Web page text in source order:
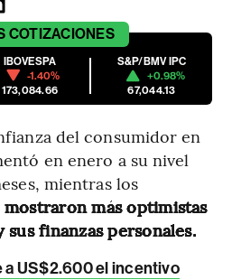
COTIZACIONES
IBOVESPA
-1.40%
173,084.66
S&P/BMV IPC
+0.98%
67,044.13
del consumidor en
en enero a su nivel
mientras los
mostraron más optimistas
finanzas personales.
a US$2.600 el incentivo